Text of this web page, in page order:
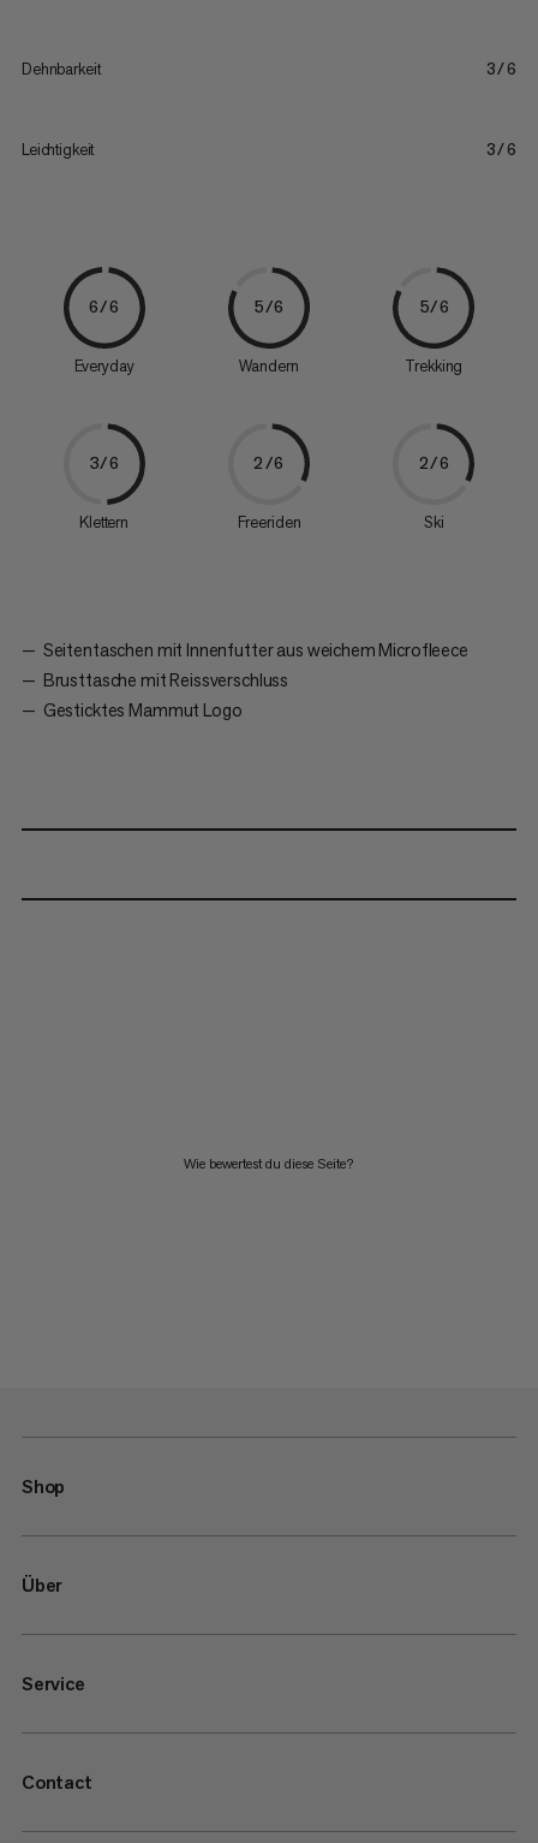
Dehnbarkeit 3/6
Leichtigkeit 3/6
6/6
Everyday
5/6
Wandern
5/6
Trekking
3/6
Klettern
2/6
Freeriden
2/6
Ski
Seitentaschen mit Innenfutter aus weichem Microfleece
Brusttasche mit Reissverschluss
Gesticktes Mammut Logo
Wie bewertest du diese Seite?
Shop
Über
Service
Contact